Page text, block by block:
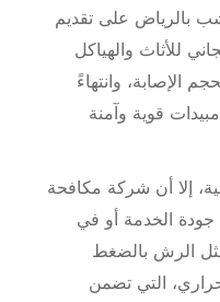
بالرياض على تقديم
للأثاث والهياكل
الإصابة، وانتهاءً
قوية وآمنة
إلا أن شركة مكافحة
الخدمة أو في
الرش بالضغط
التي تضمن